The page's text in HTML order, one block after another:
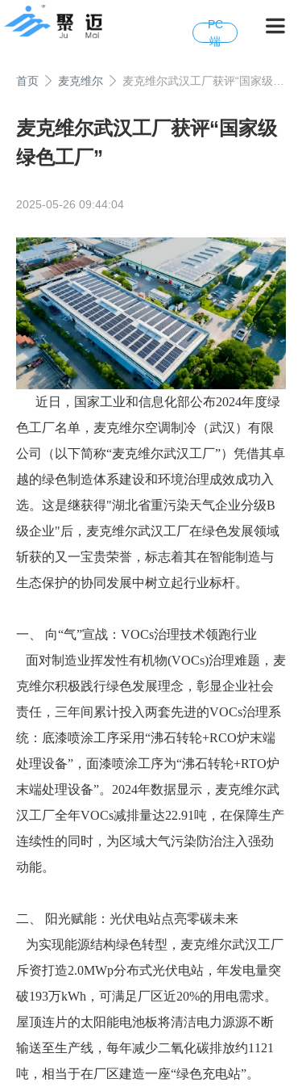
PC
端
首页 麦克维尔
麦克维尔武汉工厂获评“国家级
绿色工厂”
2025-05-26 09:44:04
近日，国家工业和信息化部公布2024年度绿
色工厂名单，麦克维尔空调制冷（武汉）有限
公司（以下简称“麦克维尔武汉工厂”）凭借其卓
越的绿色制造体系建设和环境治理成效成功入
选。这是继获得"湖北省重污染天气企业分级B
级企业"后，麦克维尔武汉工厂在绿色发展领域
斩获的又一宝贵荣誉，标志着其在智能制造与
生态保护的协同发展中树立起行业标杆。
一、 向“气”宣战：VOCs治理技术领跑行业
面对制造业挥发性有机物(VOCs)治理难题，麦
克维尔积极践行绿色发展理念，彰显企业社会
责任，三年间累计投入两套先进的VOCs治理系
统：底漆喷涂工序采用“沸石转轮+RCO炉末端
处理设备”，面漆喷涂工序为“沸石转轮+RTO炉
末端处理设备”。2024年数据显示，麦克维尔武
汉工厂全年VOCs减排量达22.91吨，在保障生产
连续性的同时，为区域大气污染防治注入强劲
动能。
二、 阳光赋能：光伏电站点亮零碳未来
为实现能源结构绿色转型，麦克维尔武汉工厂
斥资打造2.0MWp分布式光伏电站，年发电量突
破193万kWh，可满足厂区近20%的用电需求。
屋顶连片的太阳能电池板将清洁电力源源不断
输送至生产线，每年减少二氧化碳排放约1121
吨，相当于在厂区建造一座“绿色充电站”。